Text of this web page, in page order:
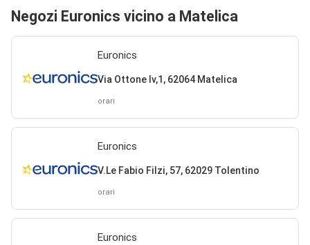
Negozi Euronics vicino a Matelica
Euronics
Via Ottone Iv,1, 62064 Matelica
orari
Euronics
V.Le Fabio Filzi, 57, 62029 Tolentino
orari
Euronics